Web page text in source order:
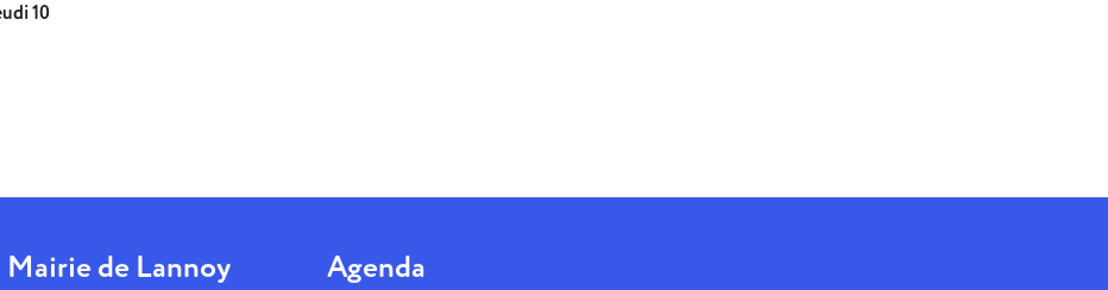
10
Mairie de Lannoy Agenda